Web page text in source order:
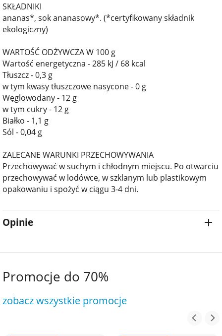
SKŁADNIKI
ananas*, sok ananasowy*. (*certyfikowany składnik
ekologiczny)
WARTOŚĆ ODŻYWCZA W 100 g
Wartość energetyczna - 285 kJ / 68 kcal
Tłuszcz - 0,3 g
w tym kwasy tłuszczowe nasycone - 0 g
Węglowodany - 12 g
w tym cukry - 12 g
Białko - 1,1 g
Sól - 0,04 g
ZALECANE WARUNKI PRZECHOWYWANIA
Przechowywać w suchym i chłodnym miejscu. Po otwarciu
przechowywać w lodówce, w szklanym lub plastikowym
opakowaniu i spożyć w ciągu 3-4 dni.
Opinie
Promocje do 70%
zobacz wszystkie promocje